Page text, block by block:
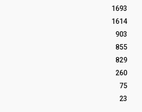
1693
1614
903
855
829
260
75
23